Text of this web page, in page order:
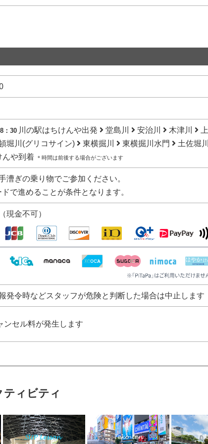
：30 川の駅はちけんや出発 堂島川 安治川 木津川
上
堀川(グリコサイン) 東横掘川 東横掘川水門
土佐堀川
んや到着 ＊時間は前後する場合がございます
漕ぎの乗り物でご参加ください。
で進めることが条件となります。
現金不可）
発令時などスタッフが危険と判断した場合は中止します
ンセル料が発生します
ティビティ